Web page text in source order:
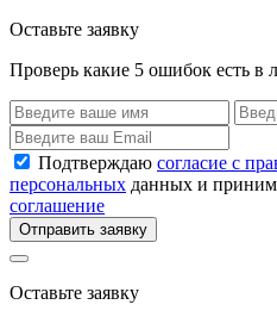
Оставьте заявку
Проверь какие 5 ошибок есть в
Подтверждаю согласие с
персональных данных и
соглашение
Отправить заявку
Оставьте заявку